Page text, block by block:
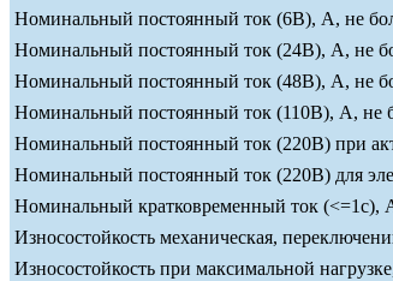
Номинальный постоянный ток (6В), А, не
Номинальный постоянный ток (24В), А, не
Номинальный постоянный ток (48В), А, не
Номинальный постоянный ток (110В), А, не
Номинальный постоянный ток (220В) при
Номинальный постоянный ток (220В) для
Номинальный кратковременный ток (<=1c),
Износостойкость механическая,
Износостойкость при максимальной